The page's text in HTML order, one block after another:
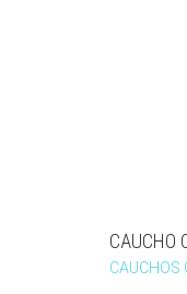
CAUCHO
CAUCHOS